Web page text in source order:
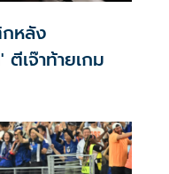
หลัง
เจ๊าท้ายเกม